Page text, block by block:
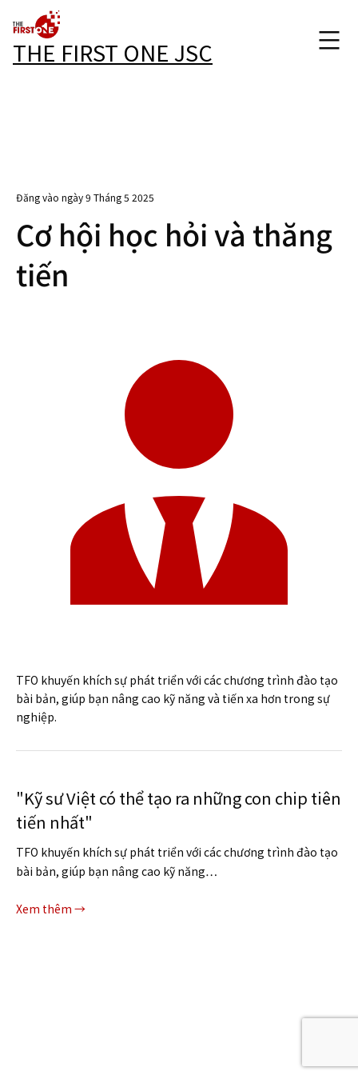
THE FIRST ONE JSC
Đăng vào ngày 9 Tháng 5 2025
Cơ hội học hỏi và thăng
tiến
TFO khuyến khích sự phát triển với các chương trình đào tạo
bài bản, giúp bạn nâng cao kỹ năng và tiến xa hơn trong sự
nghiệp.
"Kỹ sư Việt có thể tạo ra những con chip tiên
tiến nhất"
TFO khuyến khích sự phát triển với các chương trình đào tạo
bài bản, giúp bạn nâng cao kỹ năng…
Xem thêm →